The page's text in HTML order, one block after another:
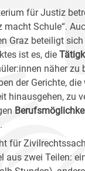
für Justiz
macht Schule“.
Graz beteiligt
ist es, die
näher zu
der Gerichte, die
hinausgehen, zu
für
aus zwei Teilen: